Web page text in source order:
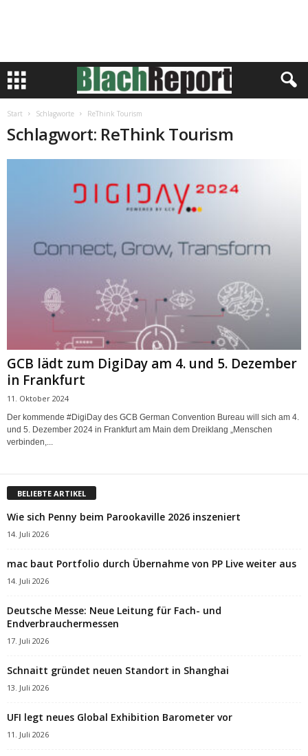
Start Schlagworte ReThink Tourism
Schlagwort: ReThink Tourism
GCB lädt zum DigiDay am 4. und 5. Dezember
in Frankfurt
11. Oktober 2024
Der kommende #DigiDay des GCB German Convention Bureau will sich am 4.
und 5. Dezember 2024 in Frankfurt am Main dem Dreiklang „Menschen
verbinden,...
BELIEBTE ARTIKEL
Wie sich Penny beim Parookaville 2026 inszeniert
14. Juli 2026
mac baut Portfolio durch Übernahme von PP Live weiter aus
14. Juli 2026
Deutsche Messe: Neue Leitung für Fach- und
Endverbrauchermessen
17. Juli 2026
Schnaitt gründet neuen Standort in Shanghai
13. Juli 2026
UFI legt neues Global Exhibition Barometer vor
11. Juli 2026